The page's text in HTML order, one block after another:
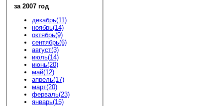
за 2007 год
декабрь(11)
ноябрь(14)
октябрь(9)
сентябрь(6)
август(3)
июль(14)
июнь(20)
май(12)
апрель(17)
март(20)
ферваль(23)
январь(15)